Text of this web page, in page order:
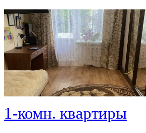
1-комн. квартиры